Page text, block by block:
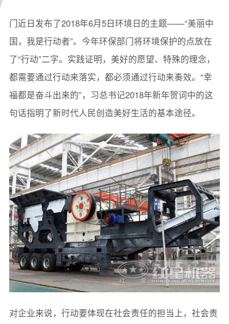
门近日发布了2018年6月5日环境日的主题——“美丽中
国，我是行动者”。今年环保部门将环境保护的点放在
了“行动”二字。实践证明，美好的愿望、特殊的理念，
都需要通过行动来落实，都必须通过行动来奏效。“幸
福都是奋斗出来的”，习总书记2018年新年贺词中的这
句话指明了新时代人民创造美好生活的基本途径。
对企业来说，行动要体现在社会责任的担当上，社会责